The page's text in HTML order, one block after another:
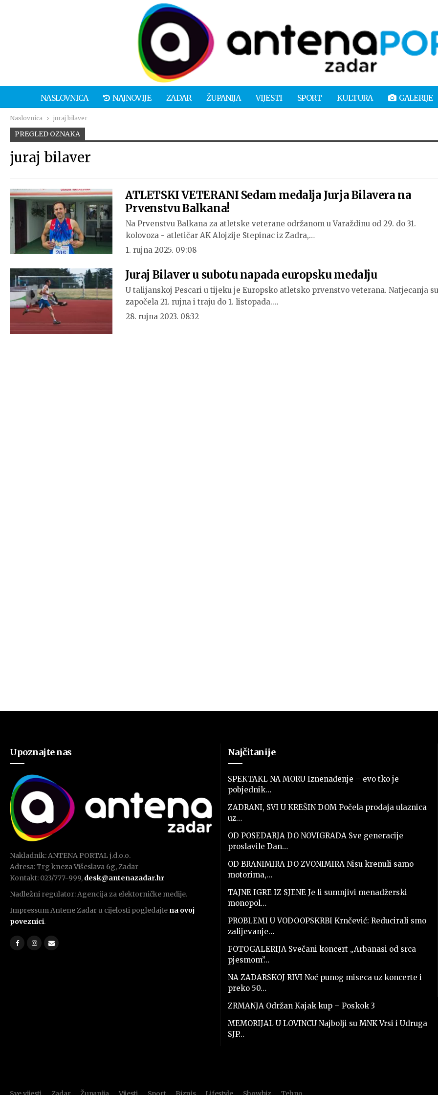
NASLOVNICA NAJNOVIJE ZADAR ŽUPANIJA VIJESTI SPORT KULTURA GALERIJE
Naslovnica juraj bilaver
PREGLED OZNAKA
juraj bilaver
ATLETSKI VETERANI Sedam medalja Jurja Bilavera na
Prvenstvu Balkana!
Na Prvenstvu Balkana za atletske veterane održanom u Varaždinu od 29. do 31.
kolovoza - atletičar AK Alojzije Stepinac iz Zadra,…
1. rujna 2025. 09:08
Juraj Bilaver u subotu napada europsku medalju
U talijanskoj Pescari u tijeku je Europsko atletsko prvenstvo veterana. Natjecanja su
započela 21. rujna i traju do 1. listopada.…
28. rujna 2023. 08:32
Upoznajte nas
Nakladnik: ANTENA PORTAL j.d.o.o.
Adresa: Trg kneza Višeslava 6g, Zadar
Kontakt: 023/777-999, desk@antenazadar.hr
Nadležni regulator: Agencija za elektorničke medije.
Impressum Antene Zadar u cijelosti pogledajte na ovoj
poveznici.
Najčitanije
SPEKTAKL NA MORU Iznenađenje – evo tko je
pobjednik…
ZADRANI, SVI U KREŠIN DOM Počela prodaja ulaznica
uz…
OD POSEDARJA DO NOVIGRADA Sve generacije
proslavile Dan…
OD BRANIMIRA DO ZVONIMIRA Nisu krenuli samo
motorima,…
TAJNE IGRE IZ SJENE Je li sumnjivi menadžerski
monopol…
PROBLEMI U VODOOPSKRBI Krnčević: Reducirali smo
zalijevanje…
FOTOGALERIJA Svečani koncert „Arbanasi od srca
pjesmom”…
NA ZADARSKOJ RIVI Noć punog miseca uz koncerte i
preko 50…
ZRMANJA Održan Kajak kup – Poskok 3
MEMORIJAL U LOVINCU Najbolji su MNK Vrsi i Udruga
SJP…